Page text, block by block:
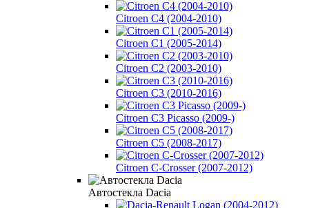
Citroen C4 (2004-2010)
Citroen C1 (2005-2014)
Citroen C2 (2003-2010)
Citroen C3 (2010-2016)
Citroen C3 Picasso (2009-)
Citroen C5 (2008-2017)
Citroen C-Crosser (2007-2012)
Автостекла Dacia